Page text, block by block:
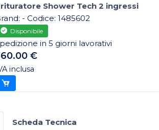
Shower Tech 2 ingressi
- Codice: 1485602
Disponibile
in 5 giorni lavorativi
€
inclusa
Scheda Tecnica